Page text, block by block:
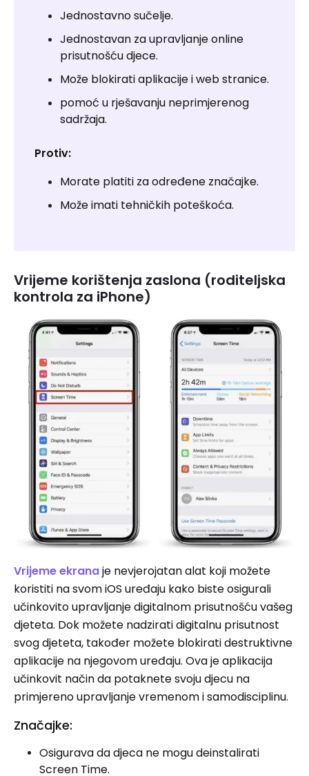
Jednostavno sučelje.
Jednostavan za upravljanje online
prisutnošću djece.
Može blokirati aplikacije i web stranice.
pomoć u rješavanju neprimjerenog
sadržaja.
Protiv:
Morate platiti za određene značajke.
Može imati tehničkih poteškoća.
Vrijeme korištenja zaslona (roditeljska
kontrola za iPhone)
Vrijeme ekranaje nevjerojatan alat koji možete
koristiti na svom iOS uređaju kako biste osigurali
učinkovito upravljanje digitalnom prisutnošću vašeg
djeteta. Dok možete nadzirati digitalnu prisutnost
svog djeteta, također možete blokirati destruktivne
aplikacije na njegovom uređaju. Ova je aplikacija
učinkovit način da potaknete svoju djecu na
primjereno upravljanje vremenom i samodisciplinu.
Značajke:
Osigurava da djeca ne mogu deinstalirati
Screen Time.